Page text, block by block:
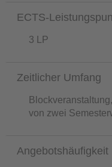
ECTS-
3 LP
Zeitlicher Umfang
von zwei
Angebotshäufigkeit